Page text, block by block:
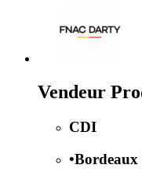
Vendeur
CDI
•Bordeaux